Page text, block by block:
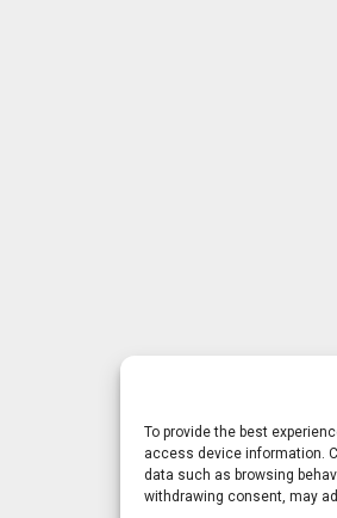
To provide the best
access device information.
data such as browsing
withdrawing consent, may